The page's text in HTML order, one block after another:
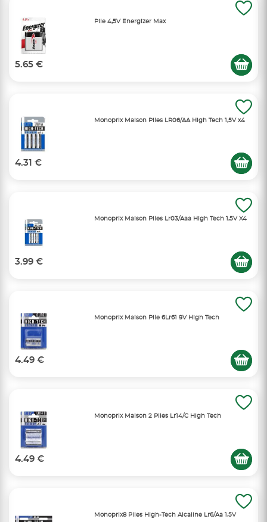
Pile 4,5V Energizer Max
5.65 €
Monoprix Maison Piles LR06/AA High Tech 1,5V x4
4.31 €
Monoprix Maison Piles Lr03/Aaa High Tech 1,5V X4
3.99 €
Monoprix Maison Pile 6Lr61 9V High Tech
4.49 €
Monoprix Maison 2 Piles Lr14/C High Tech
4.49 €
Monoprix8 Piles High-Tech Alcaline Lr6/Aa 1,5V